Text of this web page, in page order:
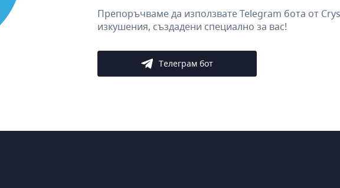
Препоръчваме да използвате Telegram бота от
изкушения, създадени специално за вас!
Телеграм бот